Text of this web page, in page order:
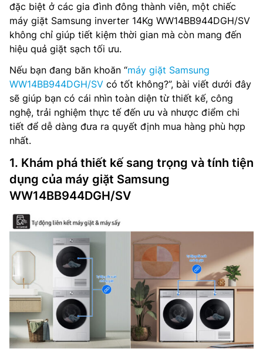
đặc biệt ở các gia đình đông thành viên, một chiếc
máy giặt Samsung inverter 14Kg WW14BB944DGH/SV
không chỉ giúp tiết kiệm thời gian mà còn mang đến
hiệu quả giặt sạch tối ưu.
Nếu bạn đang băn khoăn “máy giặt Samsung
WW14BB944DGH/SV có tốt không?”, bài viết dưới đây
sẽ giúp bạn có cái nhìn toàn diện từ thiết kế, công
nghệ, trải nghiệm thực tế đến ưu và nhược điểm chi
tiết để dễ dàng đưa ra quyết định mua hàng phù hợp
nhất.
1. Khám phá thiết kế sang trọng và tính tiện
dụng của máy giặt Samsung
WW14BB944DGH/SV